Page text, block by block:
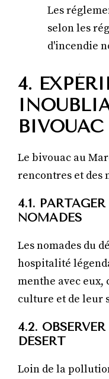
Les
selon les
d'incendie
4.
Le bivouac au
rencontres et des
4.1.
NOMADES
Les nomades du
hospitalité
menthe avec eux,
culture et de leur
4.2.
DÉSERT
Loin de la